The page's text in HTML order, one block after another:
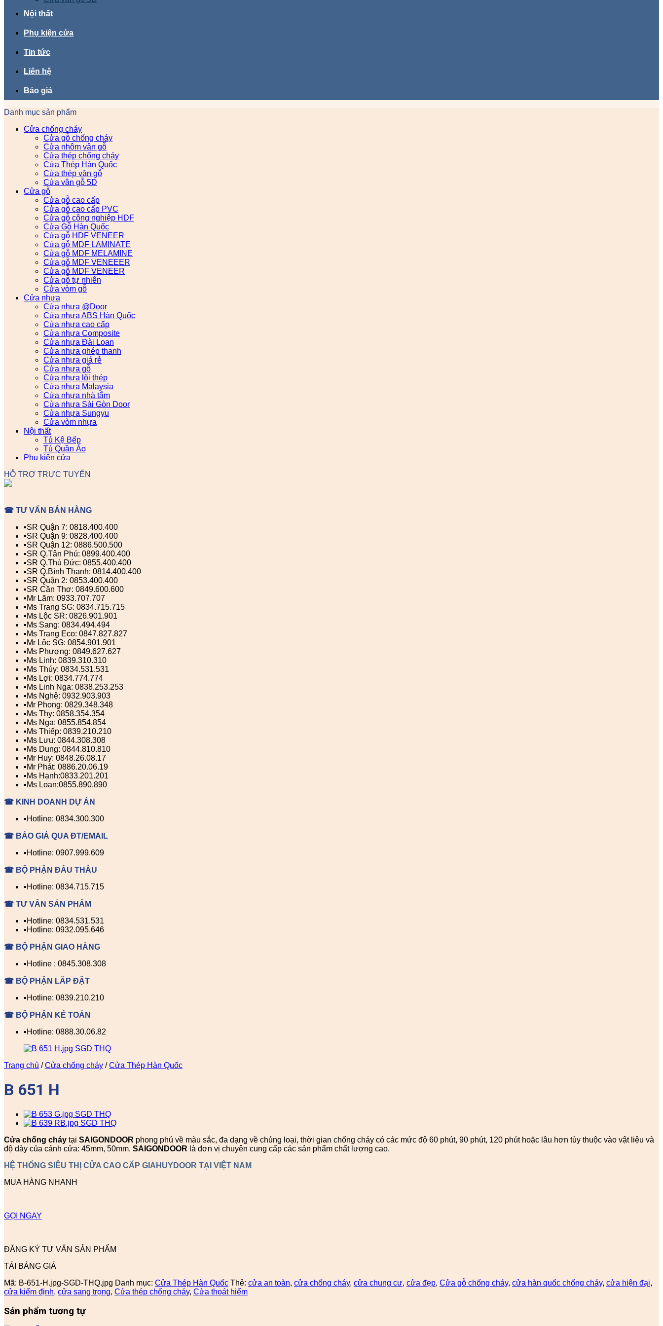
Nội thất
Phụ kiện cửa
Tin tức
Liên hệ
Báo giá
Danh mục sản phẩm
Cửa chống cháy
Cửa gỗ chống cháy
Cửa nhôm vân gỗ
Cửa thép chống cháy
Cửa Thép Hàn Quốc
Cửa thép vân gỗ
Cửa vân gỗ 5D
Cửa gỗ
Cửa gỗ cao cấp
Cửa gỗ cao cấp PVC
Cửa gỗ công nghiệp HDF
Cửa Gỗ Hàn Quốc
Cửa gỗ HDF VENEER
Cửa gỗ MDF LAMINATE
Cửa gỗ MDF MELAMINE
Cửa gỗ MDF VENEEER
Cửa gỗ MDF VENEER
Cửa gỗ tự nhiên
Cửa vòm gỗ
Cửa nhựa
Cửa nhựa @Door
Cửa nhựa ABS Hàn Quốc
Cửa nhựa cao cấp
Cửa nhựa Composite
Cửa nhựa Đài Loan
Cửa nhựa ghép thanh
Cửa nhựa giá rẻ
Cửa nhựa gỗ
Cửa nhựa lõi thép
Cửa nhựa Malaysia
Cửa nhựa nhà tắm
Cửa nhựa Sài Gòn Door
Cửa nhựa Sungyu
Cửa vòm nhựa
Nội thất
Tủ Kệ Bếp
Tủ Quần Áo
Phụ kiện cửa
HỖ TRỢ TRỰC TUYẾN
☎ TƯ VẤN BÁN HÀNG
▪️SR Quận 7: 0818.400.400
▪️SR Quận 9: 0828.400.400
▪️SR Quận 12: 0886.500.500
▪️SR Q.Tân Phú: 0899.400.400
▪️SR Q.Thủ Đức: 0855.400.400
▪️SR Q.Bình Thạnh: 0814.400.400
▪️SR Quận 2: 0853.400.400
▪️SR Cần Thơ: 0849.600.600
▪️Mr Lãm: 0933.707.707
▪️Ms Trang SG: 0834.715.715
▪️Ms Lộc SR: 0826.901.901
▪️Ms Sang: 0834.494.494
▪️Ms Trang Eco: 0847.827.827
▪️Mr Lộc SG: 0854.901.901
▪️Ms Phượng: 0849.627.627
▪️Ms Linh: 0839.310.310
▪️Ms Thúy: 0834.531.531
▪️Ms Lợi: 0834.774.774
▪️Ms Linh Nga: 0838.253.253
▪️Ms Nghệ: 0932.903.903
▪️Mr Phong: 0829.348.348
▪️Ms Thy: 0858.354.354
▪️Ms Nga: 0855.854.854
▪️Ms Thiếp: 0839.210.210
▪️Ms Lưu: 0844.308.308
▪️Ms Dung: 0844.810.810
▪️Mr Huy: 0848.26.08.17
▪️Mr Phát: 0886.20.06.19
▪️Ms Hạnh:0833.201.201
▪️Ms Loan:0855.890.890
☎ KINH DOANH DỰ ÁN
▪️Hotline: 0834.300.300
☎ BÁO GIÁ QUA ĐT/EMAIL
▪️Hotline: 0907.999.609
☎ BỘ PHẬN ĐẤU THẦU
▪️Hotline: 0834.715.715
☎ TƯ VẤN SẢN PHẨM
▪️Hotline: 0834.531.531
▪️Hotline: 0932.095.646
☎ BỘ PHẬN GIAO HÀNG
▪️Hotline : 0845.308.308
☎ BỘ PHẬN LẮP ĐẶT
▪️Hotline: 0839.210.210
☎ BỘ PHẬN KẾ TOÁN
▪️Hotline: 0888.30.06.82
Trang chủ / Cửa chống cháy / Cửa Thép Hàn Quốc
B 651 H
Cửa chống cháy tại SAIGONDOOR phong phú về màu sắc, đa dạng về chủng loại, thời gian chống cháy có các mức độ 60 phút, 90 phút, 120 phút hoặc lâu hơn tùy thuộc vào vật liệu và
độ dày của cánh cửa: 45mm, 50mm. SAIGONDOOR là đơn vị chuyên cung cấp các sản phẩm chất lượng cao.
HỆ THỐNG SIÊU THỊ CỬA CAO CẤP GIAHUYDOOR TẠI VIỆT NAM
MUA HÀNG NHANH
GỌI NGAY
ĐĂNG KÝ TƯ VẤN SẢN PHẨM
TẢI BẢNG GIÁ
Mã: B-651-H.jpg-SGD-THQ.jpg Danh mục: Cửa Thép Hàn Quốc Thẻ: cửa an toàn, cửa chống cháy, cửa chung cư, cửa đẹp, Cửa gỗ chống cháy, cửa hàn quốc chống cháy, cửa hiện đại,
cửa kiểm định, cửa sang trọng, Cửa thép chống cháy, Cửa thoát hiểm
Sản phẩm tương tự